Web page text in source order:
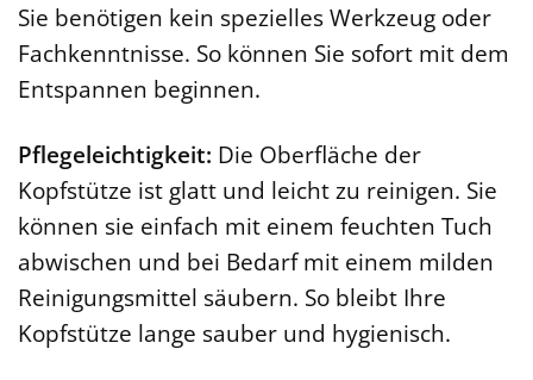
Sie benötigen kein spezielles Werkzeug oder
Fachkenntnisse. So können Sie sofort mit dem
Entspannen beginnen.
Pflegeleichtigkeit: Die Oberfläche der
Kopfstütze ist glatt und leicht zu reinigen. Sie
können sie einfach mit einem feuchten Tuch
abwischen und bei Bedarf mit einem milden
Reinigungsmittel säubern. So bleibt Ihre
Kopfstütze lange sauber und hygienisch.